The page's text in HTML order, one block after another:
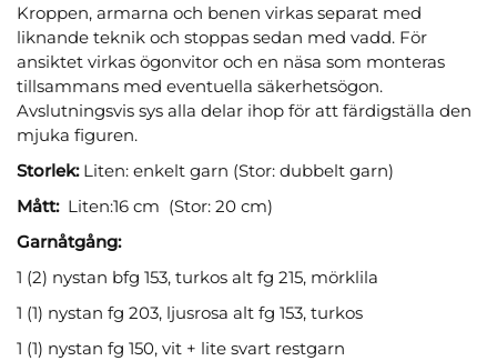
Kroppen, armarna och benen virkas separat med
liknande teknik och stoppas sedan med vadd. För
ansiktet virkas ögonvitor och en näsa som monteras
tillsammans med eventuella säkerhetsögon.
Avslutningsvis sys alla delar ihop för att färdigställa den
mjuka figuren.
Storlek: ​​​​​​ Liten: enkelt garn (Stor: dubbelt garn)
Mått: Liten:16 cm (Stor: 20 cm)
Garnåtgång:
1 (2) nystan bfg 153, turkos alt fg 215, mörklila
1 (1) nystan fg 203, ljusrosa alt fg 153, turkos
1 (1) nystan fg 150, vit + lite svart restgarn